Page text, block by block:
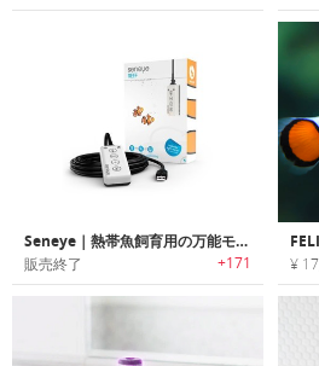
Seneye｜熱帯魚飼育用の万能モニター「セナイ」
販売終了 +171 ¥